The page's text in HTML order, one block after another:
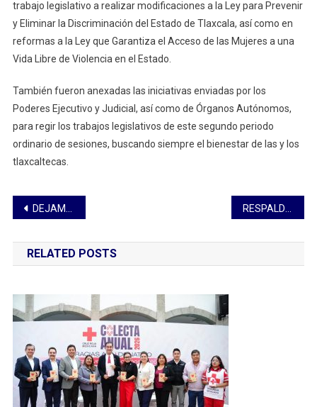
trabajo legislativo a realizar modificaciones a la Ley para Prevenir
y Eliminar la Discriminación del Estado de Tlaxcala, así como en
reformas a la Ley que Garantiza el Acceso de las Mujeres a una
Vida Libre de Violencia en el Estado.
También fueron anexadas las iniciativas enviadas por los
Poderes Ejecutivo y Judicial, así como de Órganos Autónomos,
para regir los trabajos legislativos de este segundo periodo
ordinario de sesiones, buscando siempre el bienestar de las y los
tlaxcaltecas.
Navegación
de
entradas
DEJAMOS UN LEGADO PARA LAS Y LOS ESTUDIANTES DE HUAMANTLA: SALVADOR SANTOS CEDILLO RESPALDA VICENTE MORALES ESTABILIDAD EN TLAXCALA
RELATED POSTS